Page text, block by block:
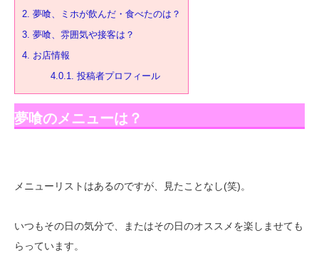
2. 夢喰、ミホが飲んだ・食べたのは？
3. 夢喰、雰囲気や接客は？
4. お店情報
4.0.1. 投稿者プロフィール
夢喰のメニューは？
メニューリストはあるのですが、見たことなし(笑)。
いつもその日の気分で、またはその日のオススメを楽しませても
らっています。